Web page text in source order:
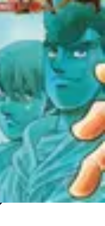
Techniques de